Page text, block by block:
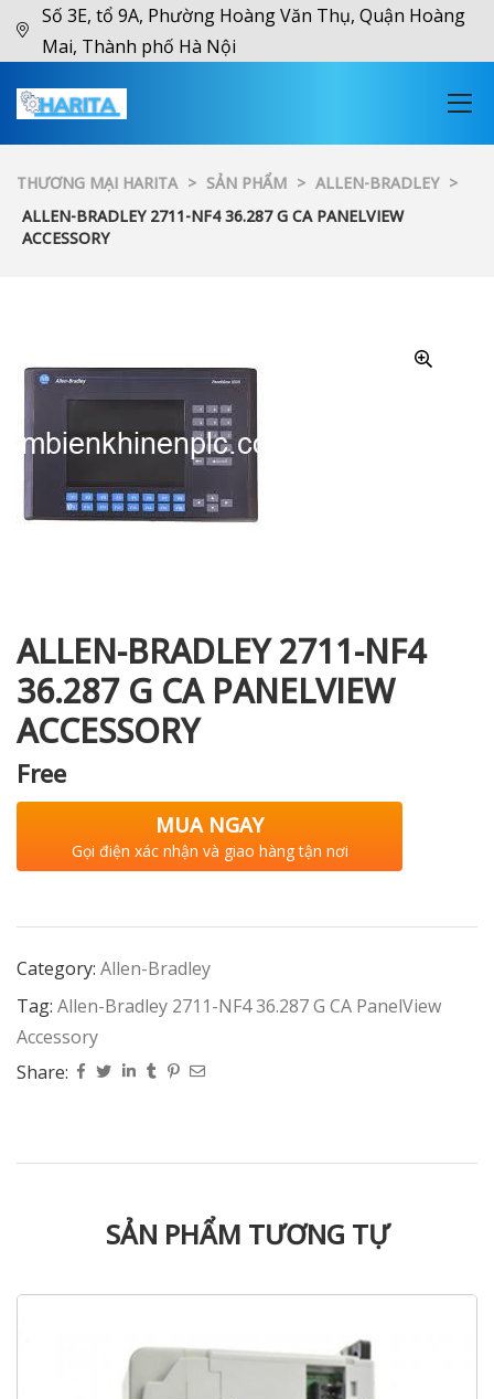
Số 3E, tổ 9A, Phường Hoàng Văn Thụ, Quận Hoàng
Mai, Thành phố Hà Nội
THƯƠNG MẠI HARITA > SẢN PHẨM > ALLEN-BRADLEY >
ALLEN-BRADLEY 2711-NF4 36.287 G CA PANELVIEW
ACCESSORY
ALLEN-BRADLEY 2711-NF4
36.287 G CA PANELVIEW
ACCESSORY
Free
MUA NGAY
Gọi điện xác nhận và giao hàng tận nơi
Category: Allen-Bradley
Tag: Allen-Bradley 2711-NF4 36.287 G CA PanelView
Accessory
Share:
SẢN PHẨM TƯƠNG TỰ